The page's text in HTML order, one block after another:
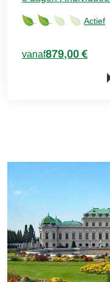
Actief
vanaf879,00 €